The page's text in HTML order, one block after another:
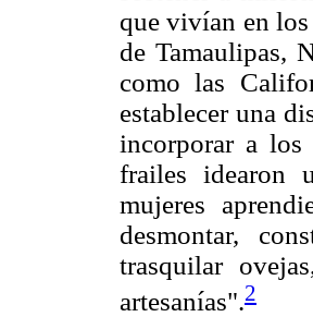
que vivían en
de Tamaulipas,
como las
establecer una
incorporar a
frailes idearon
mujeres
desmontar,
trasquilar
artesanías".2